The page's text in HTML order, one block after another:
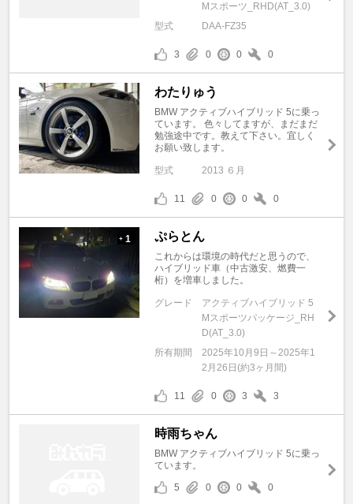
Mスポーツ_RHD(AT_3.0)
型式
DAA-FZ35
3 0 0 0
わたりゅう
BMW アクティブハイブリッド 5に乗っ
ています。 色々してますが、まだまだ
勉強途中です。教えて下さい。宜しく
お願い致します。
型式 2013 ６月
11 0 0 0
+ 1 ぷらとん
これからは環境の時代だと思うので、
ハイブリッド車（中古激安、燃費一
桁）を増車しました。
グレード
アクティブハイブリッド 5
Mスポーツパッケージ_RH
D(AT_3.0)
所有期間
2025年10月9日～2025年1
2月26日(約3ヶ月間)
11 0 3 3
時雨ちゃん
BMW アクティブハイブリッド 5に乗っ
ています。
5
0 0 0